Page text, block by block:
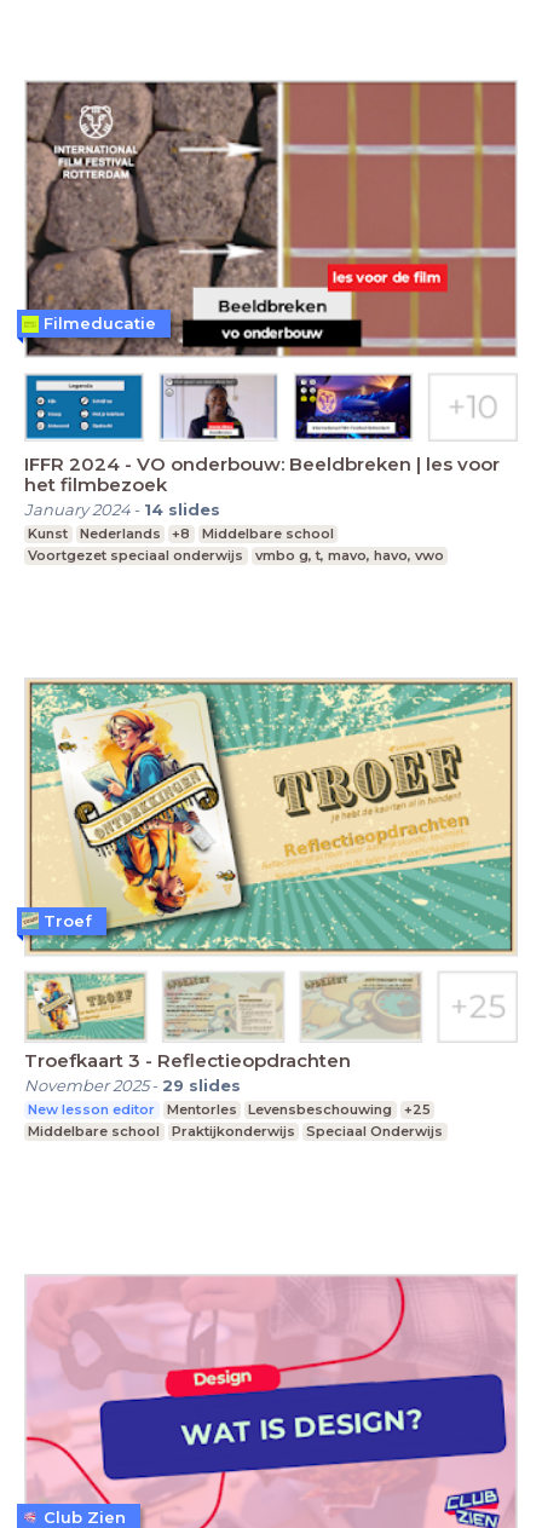
IFFR 2024 - VO onderbouw: Beeldbreken | les voor
het filmbezoek
January 2024- 14 slides
Kunst Nederlands +8
Middelbare school
Voortgezet speciaal onderwijs
vmbo g, t, mavo, havo, vwo
Filmeducatie
Troefkaart 3 - Reflectieopdrachten
November 2025- 29 slides
New lesson editor Mentorles Levensbeschouwing
+25
Middelbare school
Praktijkonderwijs Speciaal Onderwijs
Troef
Club Zien